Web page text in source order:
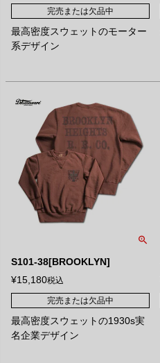
完売または欠品中
最高密度スウェットのモーター
系デザイン
S101-38[BROOKLYN]
¥15,180税込
完売または欠品中
最高密度スウェットの1930s実
名企業デザイン